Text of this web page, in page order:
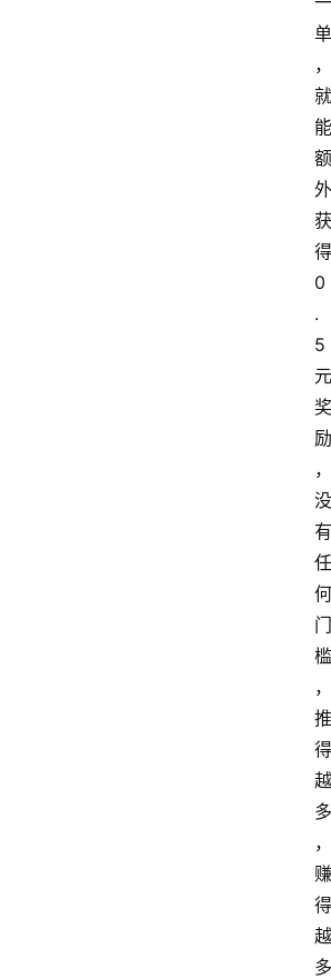
单
，
就
能
额
外
获
得
0
.
5
元
奖
励
，
没
有
任
何
门
槛
，
推
得
越
多
，
赚
得
越
多